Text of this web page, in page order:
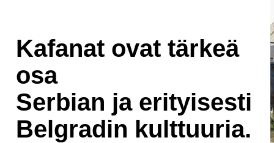
Kafanat ovat tärkeä
osa
Serbian ja erityisesti
Belgradin kulttuuria.